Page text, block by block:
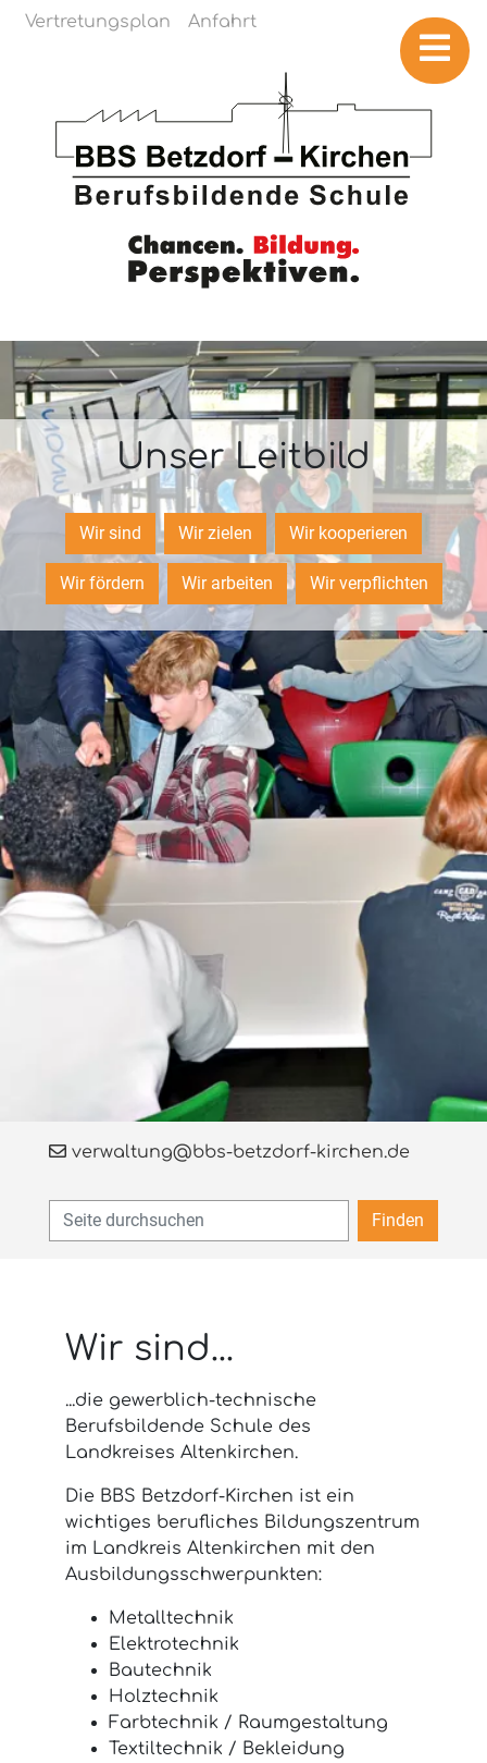
Navigation überspringen
Vertretungsplan Anfahrt
Unser Leitbild
Wir sind Wir zielen Wir kooperieren
Wir fördern Wir arbeiten Wir verpflichten
verwaltung@bbs-betzdorf-kirchen.de
Finden
Wir sind...
...die gewerblich-technische
Berufsbildende Schule des
Landkreises Altenkirchen.
Die BBS Betzdorf-Kirchen ist ein
wichtiges berufliches Bildungszentrum
im Landkreis Altenkirchen mit den
Ausbildungsschwerpunkten:
Metalltechnik
Elektrotechnik
Bautechnik
Holztechnik
Farbtechnik / Raumgestaltung
Textiltechnik / Bekleidung